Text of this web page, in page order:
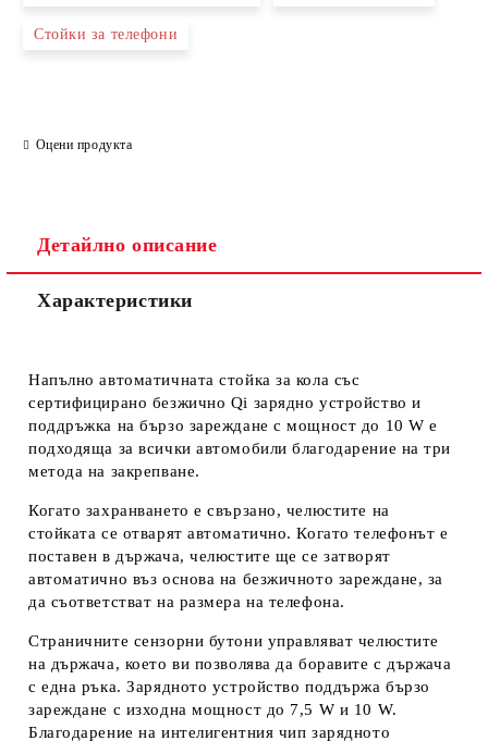
Стойки за телефони
Оцени продукта
Детайлно описание
Характеристики
Напълно автоматичната стойка за кола със
сертифицирано безжично Qi зарядно устройство и
поддръжка на бързо зареждане с мощност до 10 W е
подходяща за всички автомобили благодарение на три
метода на закрепване.
Когато захранването е свързано, челюстите на
стойката се отварят автоматично. Когато телефонът е
поставен в държача, челюстите ще се затворят
автоматично въз основа на безжичното зареждане, за
да съответстват на размера на телефона.
Страничните сензорни бутони управляват челюстите
на държача, което ви позволява да боравите с държача
с една ръка. Зарядното устройство поддържа бързо
зареждане с изходна мощност до 7,5 W и 10 W.
Благодарение на интелигентния чип зарядното